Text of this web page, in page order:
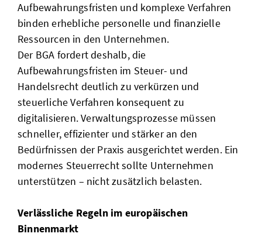
Aufbewahrungsfristen und komplexe Verfahren
binden erhebliche personelle und finanzielle
Ressourcen in den Unternehmen.
Der BGA fordert deshalb, die
Aufbewahrungsfristen im Steuer- und
Handelsrecht deutlich zu verkürzen und
steuerliche Verfahren konsequent zu
digitalisieren. Verwaltungsprozesse müssen
schneller, effizienter und stärker an den
Bedürfnissen der Praxis ausgerichtet werden. Ein
modernes Steuerrecht sollte Unternehmen
unterstützen – nicht zusätzlich belasten.
Verlässliche Regeln im europäischen
Binnenmarkt